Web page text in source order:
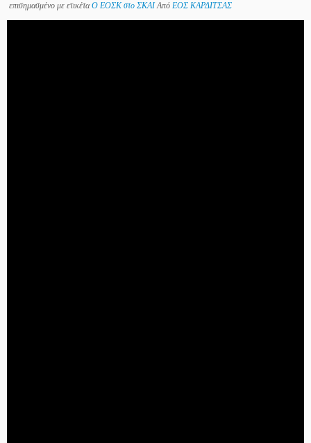
επισημασμένο με ετικέταΟ ΕΟΣΚ στο ΣΚΑΙΑπό ΕΟΣ ΚΑΡΔΙΤΣΑΣ